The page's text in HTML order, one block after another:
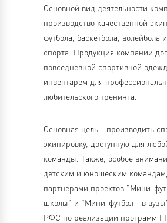
Основной вид деятельности
производство качественной
футбола, баскетбола, волейбола
спорта. Продукция компании
повседневной спортивной
инвентарем для
любительского тренинга.
Основная цель - производить
экипировку, доступную для
команды. Также, особое
детским и юношеским
партнерами проектов "Мини-
школы" и "Мини-футбол - в
РФС по реализации программ